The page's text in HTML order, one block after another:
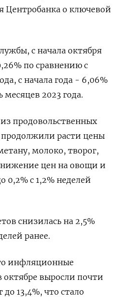
Центробанка о ключевой
с начала октября
по сравнению с
с начала года - 6,06%
месяцев 2023 года.
продовольственных
продолжили расти цены
молоко, творог,
цен на овощи и
0,2% с 1,2% неделей
снизилась на 2,5%
ранее.
инфляционные
выросли почти
13,4%, что стало